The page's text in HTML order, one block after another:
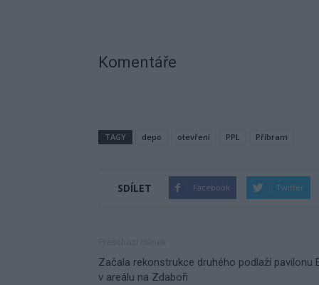
Komentáře
TAGY depo otevření PPL Příbram
SDÍLET Facebook Twitter
Začala rekonstrukce druhého podlaží pavilonu
v areálu na Zdaboři